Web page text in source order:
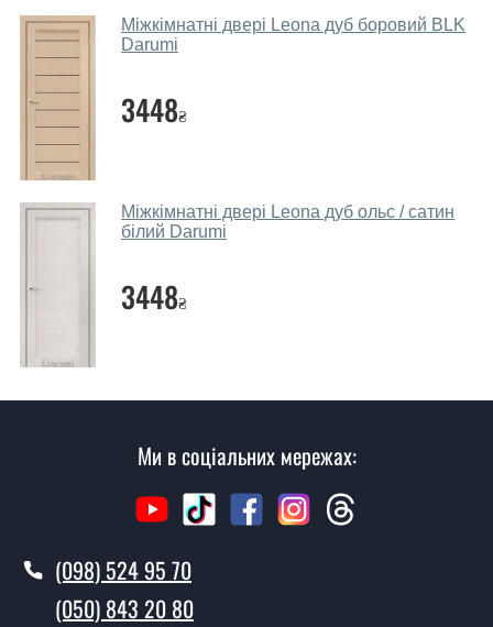
МДФ, вся конструкція виходить дуже міцною та
надійною.
Наші рекомендації залежать від необхідних
параметрів, бюджету та інших факторів. Підбір
дверних полотен проводиться індивідуально для
кожного відвідувача.
Заміри дверей робите?
Так, робимо. Наші фахівці можуть зробити замір та
консультацію на виїзді. Кожен співробітник має з
собою каталоги кольорів та візерунків. Після виміру та
консультації Ви можете оформити заявку, не
Ви робите установку дверних
Так робимо. Монтаж дверних полотен проводиться
згідно з чергою, у всі дні крім неділі.
Міжкімнатні двері Leona дуб боровий BLK
Darumi
3448₴
Міжкімнатні двері Leona дуб ольс / сатин
білий Darumi
3448₴
Ми в соціальних мережах:
(098) 524 95 70
(050) 843 20 80